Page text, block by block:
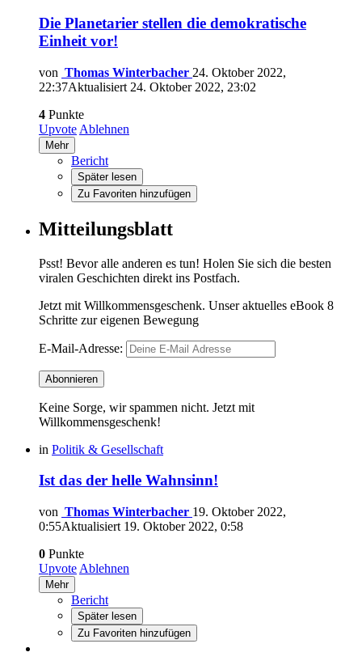
Die Planetarier stellen die demokratische
Einheit vor!
von Thomas Winterbacher 24. Oktober 2022,
22:37Aktualisiert 24. Oktober 2022, 23:02
4 Punkte
Upvote Ablehnen
Mehr
Bericht
Später lesen
Zu Favoriten hinzufügen
Mitteilungsblatt
Psst! Bevor alle anderen es tun! Holen Sie sich die besten
viralen Geschichten direkt ins Postfach.
Jetzt mit Willkommensgeschenk. Unser aktuelles eBook 8
Schritte zur eigenen Bewegung
E-Mail-Adresse:
Keine Sorge, wir spammen nicht. Jetzt mit
Willkommensgeschenk!
in Politik & Gesellschaft
Ist das der helle Wahnsinn!
von Thomas Winterbacher 19. Oktober 2022,
0:55Aktualisiert 19. Oktober 2022, 0:58
0 Punkte
Upvote Ablehnen
Mehr
Bericht
Später lesen
Zu Favoriten hinzufügen